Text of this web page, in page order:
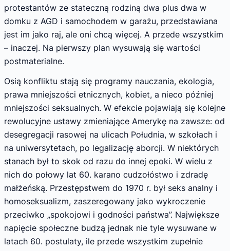
protestantów ze stateczną rodziną dwa plus dwa w
domku z AGD i samochodem w garażu, przedstawiana
jest im jako raj, ale oni chcą więcej. A przede wszystkim
– inaczej. Na pierwszy plan wysuwają się wartości
postmaterialne.
Osią konfliktu stają się programy nauczania, ekologia,
prawa mniejszości etnicznych, kobiet, a nieco później
mniejszości seksualnych. W efekcie pojawiają się kolejne
rewolucyjne ustawy zmieniające Amerykę na zawsze: od
desegregacji rasowej na ulicach Południa, w szkołach i
na uniwersytetach, po legalizację aborcji. W niektórych
stanach był to skok od razu do innej epoki. W wielu z
nich do połowy lat 60. karano cudzołóstwo i zdradę
małżeńską. Przestępstwem do 1970 r. był seks analny i
homoseksualizm, zaszeregowany jako wykroczenie
przeciwko „spokojowi i godności państwa”. Największe
napięcie społeczne budzą jednak nie tyle wysuwane w
latach 60. postulaty, ile przede wszystkim zupełnie